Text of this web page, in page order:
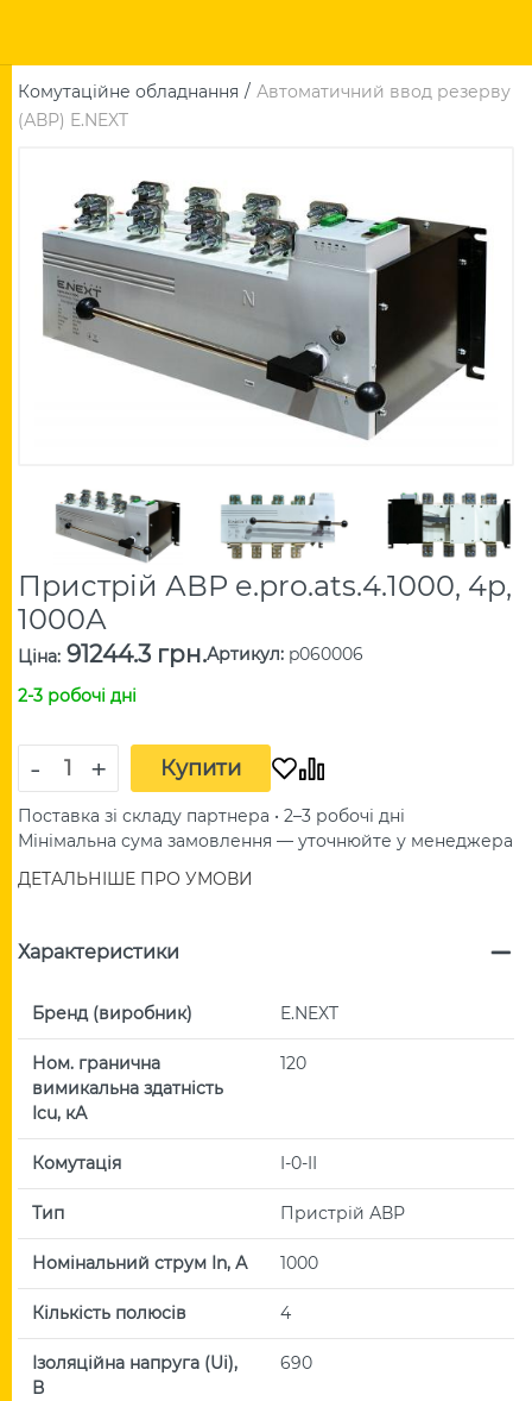
Комутаційне обладнання
Автоматичний ввод резерву
(АВР) E.NEXT
Пристрій АВР e.pro.ats.4.1000, 4p,
1000А
Ціна: 91244.3 грн.Артикул: p060006
2-3 робочі дні
- + Купити
Поставка зі складу партнера • 2–3 робочі дні
Мінімальна сума замовлення — уточнюйте у менеджера
ДЕТАЛЬНІШЕ ПРО УМОВИ
Характеристики
Бренд (виробник) E.NEXT
Ном. гранична
вимикальна здатність
Icu, кА
120
Комутація I-0-II
Тип Пристрій АВР
Номінальний струм In, А 1000
Кількість полюсів 4
Ізоляційна напруга (Uі),
В
690